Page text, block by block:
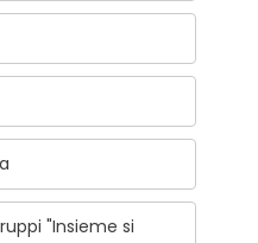
"Insieme si